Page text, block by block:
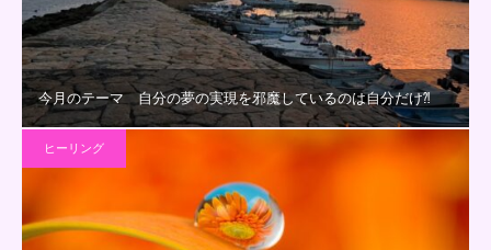
今月のテーマ 自分の夢の実現を邪魔しているのは自分だけ⁈
ヒーリング